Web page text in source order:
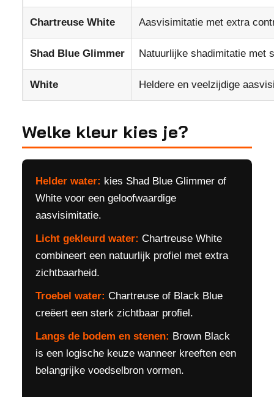
Chartreuse White Aasvisimitatie met extra
Shad Blue Glimmer Natuurlijke shadimitatie met
White Heldere en veelzijdige
Welke kleur kies je?
Helder water: kies Shad Blue Glimmer of
White voor een geloofwaardige
aasvisimitatie.
Licht gekleurd water: Chartreuse White
combineert een natuurlijk profiel met extra
zichtbaarheid.
Troebel water: Chartreuse of Black Blue
creëert een sterk zichtbaar profiel.
Langs de bodem en stenen: Brown Black
is een logische keuze wanneer kreeften een
belangrijke voedselbron vormen.